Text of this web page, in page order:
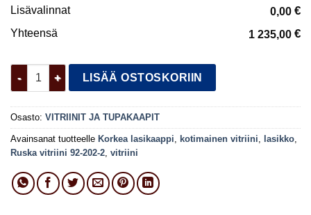
Lisävalinnat 0,00 €
Yhteensä 1 235,00 €
Ruska vitriini 92-202-2 määrä
LISÄÄ OSTOSKORIIN
Osasto: VITRIINIT JA TUPAKAAPIT
Avainsanat tuotteelle Korkea lasikaappi kotimainen vitriini lasikko
Ruska vitriini 92-202-2 vitriini